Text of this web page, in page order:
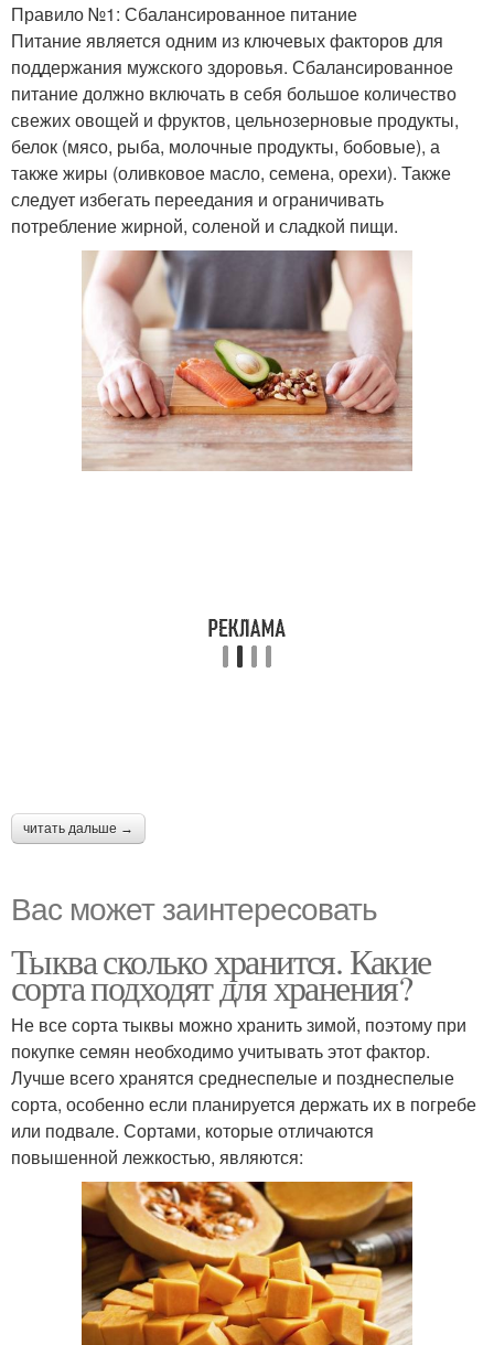
Правило №1: Сбалансированное питание
Питание является одним из ключевых факторов для
поддержания мужского здоровья. Сбалансированное
питание должно включать в себя большое количество
свежих овощей и фруктов, цельнозерновые продукты,
белок (мясо, рыба, молочные продукты, бобовые), а
также жиры (оливковое масло, семена, орехи). Также
следует избегать переедания и ограничивать
потребление жирной, соленой и сладкой пищи.
читать дальше →
Вас может заинтересовать
Тыква сколько хранится. Какие
сорта подходят для хранения?
Не все сорта тыквы можно хранить зимой, поэтому при
покупке семян необходимо учитывать этот фактор.
Лучше всего хранятся среднеспелые и позднеспелые
сорта, особенно если планируется держать их в погребе
или подвале. Сортами, которые отличаются
повышенной лежкостью, являются: